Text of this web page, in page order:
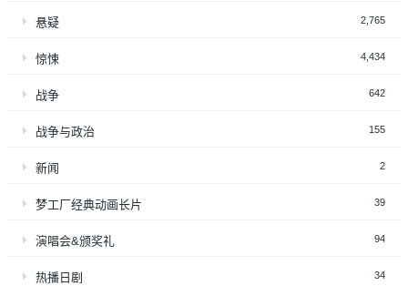
悬疑 2,765
惊悚 4,434
战争 642
战争与政治 155
新闻 2
梦工厂经典动画长片 39
演唱会&颁奖礼 94
热播日剧 34